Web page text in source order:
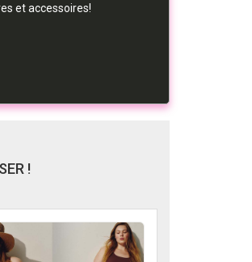
et accessoires!
!